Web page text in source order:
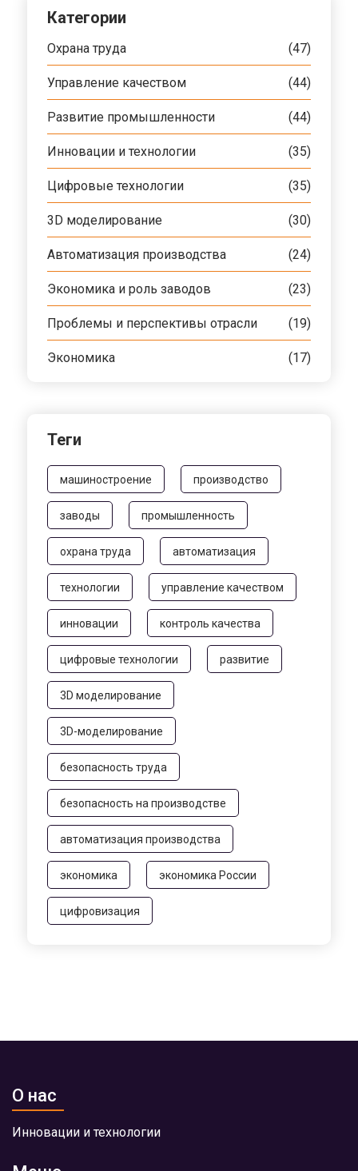
Категории
Охрана труда (47)
Управление качеством (44)
Развитие промышленности (44)
Инновации и технологии (35)
Цифровые технологии (35)
3D моделирование (30)
Автоматизация производства (24)
Экономика и роль заводов (23)
Проблемы и перспективы отрасли (19)
Экономика (17)
Теги
машиностроение производство
заводы промышленность
охрана труда автоматизация
технологии управление качеством
инновации контроль качества
цифровые технологии развитие
3D моделирование
3D-моделирование
безопасность труда
безопасность на производстве
автоматизация производства
экономика экономика России
цифровизация
О нас
Инновации и технологии